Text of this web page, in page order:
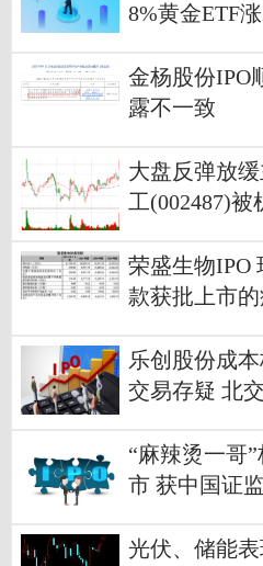
8%黄金ETF
金杨股份IPO
露不一致
大盘反弹放
工(002487)被
荣盛生物IPO
款获批上市
乐创股份成
交易存疑 北
“麻辣烫一哥
市 获中国证
光伏、储能表